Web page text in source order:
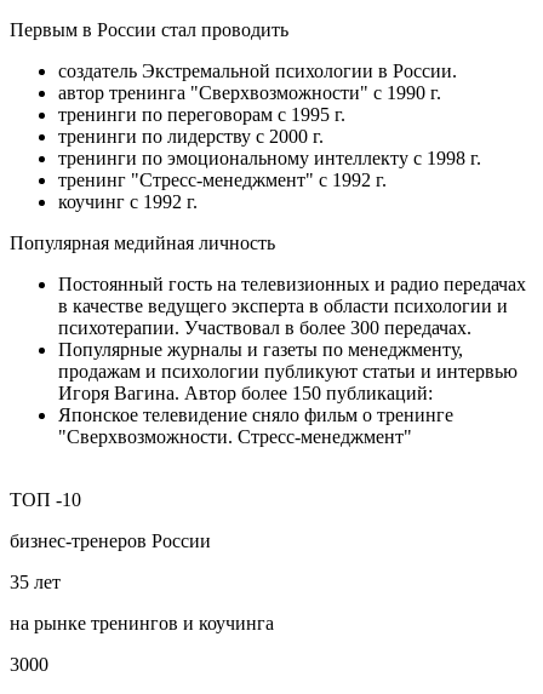
Первым в России стал проводить
создатель Экстремальной психологии в России.
автор тренинга "Сверхвозможности" с 1990 г.
тренинги по переговорам с 1995 г.
тренинги по лидерству с 2000 г.
тренинги по эмоциональному интеллекту с 1998 г.
тренинг "Стресс-менеджмент" с 1992 г.
коучинг с 1992 г.
Популярная медийная личность
Постоянный гость на телевизионных и радио передачах
в качестве ведущего эксперта в области психологии и
психотерапии. Участвовал в более 300 передачах.
Популярные журналы и газеты по менеджменту,
продажам и психологии публикуют статьи и интервью
Игоря Вагина. Автор более 150 публикаций:
Японское телевидение сняло фильм о тренинге
"Сверхвозможности. Стресс-менеджмент"
ТОП -10
бизнес‑тренеров России
35 лет
на рынке тренингов и коучинга
3000